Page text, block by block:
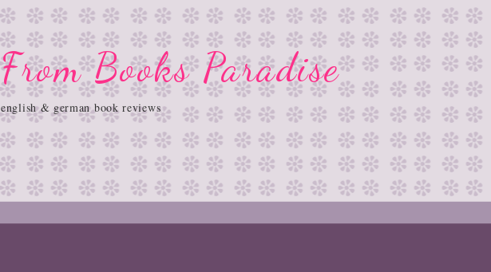
From Books Paradise
english & german book reviews